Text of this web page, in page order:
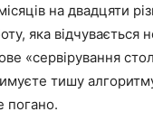
на двадцяти
яка відчувається
«сервірування
тишу
погано.